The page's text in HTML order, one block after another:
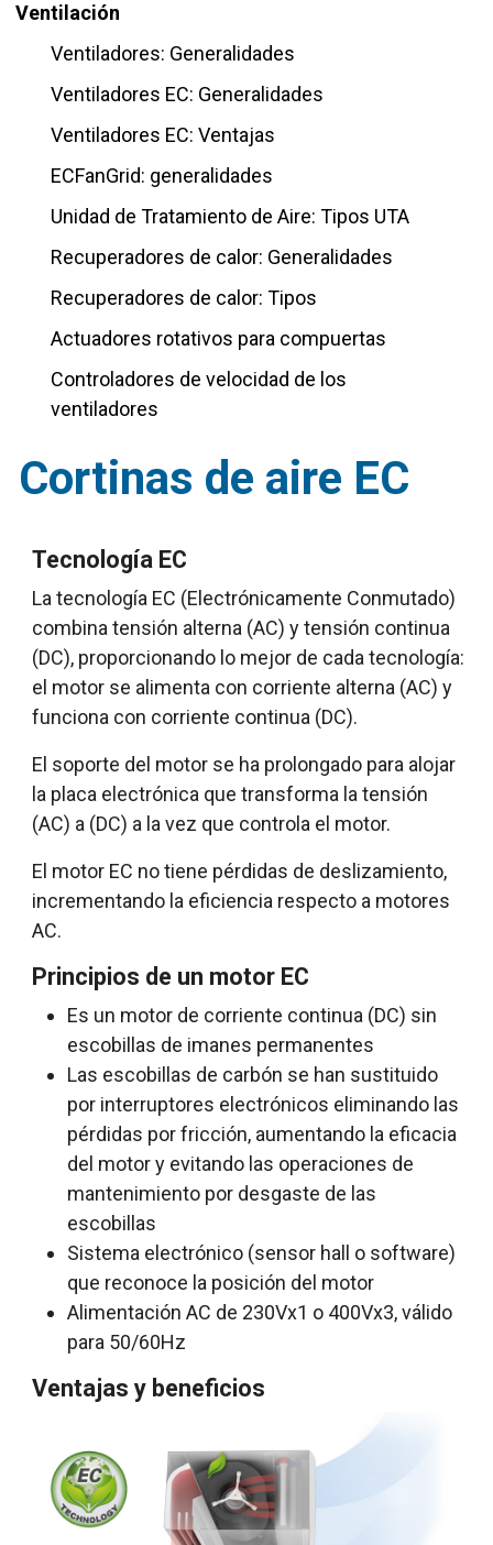
Ventilación
Ventiladores: Generalidades
Ventiladores EC: Generalidades
Ventiladores EC: Ventajas
ECFanGrid: generalidades
Unidad de Tratamiento de Aire: Tipos UTA
Recuperadores de calor: Generalidades
Recuperadores de calor: Tipos
Actuadores rotativos para compuertas
Controladores de velocidad de los
ventiladores
Cortinas de aire EC
Tecnología EC
La tecnología EC (Electrónicamente Conmutado)
combina tensión alterna (AC) y tensión continua
(DC), proporcionando lo mejor de cada tecnología:
el motor se alimenta con corriente alterna (AC) y
funciona con corriente continua (DC).
El soporte del motor se ha prolongado para alojar
la placa electrónica que transforma la tensión
(AC) a (DC) a la vez que controla el motor.
El motor EC no tiene pérdidas de deslizamiento,
incrementando la eficiencia respecto a motores
AC.
Principios de un motor EC
Es un motor de corriente continua (DC) sin
escobillas de imanes permanentes
Las escobillas de carbón se han sustituido
por interruptores electrónicos eliminando las
pérdidas por fricción, aumentando la eficacia
del motor y evitando las operaciones de
mantenimiento por desgaste de las
escobillas
Sistema electrónico (sensor hall o software)
que reconoce la posición del motor
Alimentación AC de 230Vx1 o 400Vx3, válido
para 50/60Hz
Ventajas y beneficios